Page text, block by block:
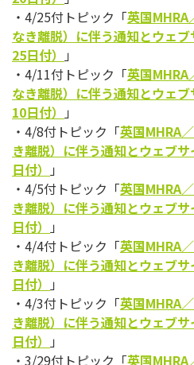
・4/25付トピック「英国
なき離脱）に伴う通知とウェ
25日付）
」
・4/11付トピック「英国
なき離脱）に伴う通知とウェ
10日付）
」
・4/8付トピック「英国MHRA
き離脱）に伴う通知とウェブ
日付）
」
・4/5付トピック「英国MHRA
き離脱）に伴う通知とウェブ
日付）
」
・4/4付トピック「英国MHRA
き離脱）に伴う通知とウェブ
日付）
」
・4/3付トピック「英国MHRA
き離脱）に伴う通知とウェブ
日付）
」
・3/29付トピック「英国